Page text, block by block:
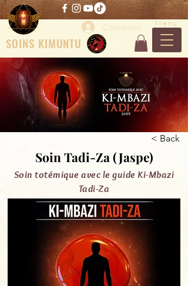
Menu
SOINS KIMUNTU
Connexion
Soin Tadi-Za (Jaspe)
< Back
Soin totémique avec le guide Ki-Mbazi
Tadi-Za